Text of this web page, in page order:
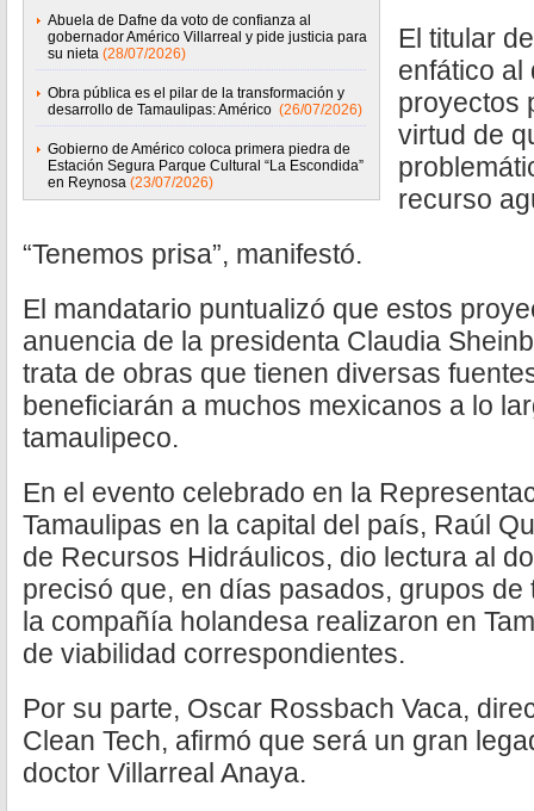
Abuela de Dafne da voto de confianza al
gobernador Américo Villarreal y pide justicia para
su nieta (28/07/2026)
Obra pública es el pilar de la transformación y
desarrollo de Tamaulipas: Américo (26/07/2026)
Gobierno de Américo coloca primera piedra de
Estación Segura Parque Cultural “La Escondida”
en Reynosa (23/07/2026)
El titular
enfático al
proyectos
virtud de
recurso
“Tenemos prisa”, manifestó.
El mandatario puntualizó que estos
anuencia de la presidenta Claudia
trata de obras que tienen diversas
beneficiarán a muchos mexicanos a lo
tamaulipeco.
En el evento celebrado en la
Tamaulipas en la capital del país, Raúl
de Recursos Hidráulicos, dio lectura al
precisó que, en días pasados, grupos
la compañía holandesa realizaron en
de viabilidad correspondientes.
Por su parte, Oscar Rossbach Vaca,
Clean Tech, afirmó que será un gran
doctor Villarreal Anaya.